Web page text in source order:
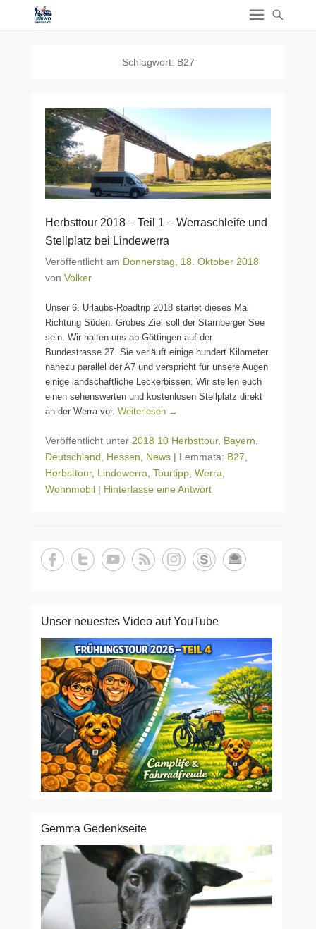
Schlagwort: B27
Herbsttour 2018 – Teil 1 – Werraschleife und
Stellplatz bei Lindewerra
Veröffentlicht am Donnerstag, 18. Oktober 2018
von Volker
Unser 6. Urlaubs-Roadtrip 2018 startet dieses Mal
Richtung Süden. Grobes Ziel soll der Starnberger See
sein. Wir halten uns ab Göttingen auf der
Bundestrasse 27. Sie verläuft einige hundert Kilometer
nahezu parallel der A7 und verspricht für unsere Augen
einige landschaftliche Leckerbissen. Wir stellen euch
einen sehenswerten und kostenlosen Stellplatz direkt
an der Werra vor. Weiterlesen →
Veröffentlicht unter 2018 10 Herbsttour, Bayern
Deutschland
Hessen News | Lemmata: B27
Herbsttour, Lindewerra Tourtipp Werra
Wohnmobil | Hinterlasse eine Antwort
Unser neuestes Video auf YouTube
Gemma Gedenkseite